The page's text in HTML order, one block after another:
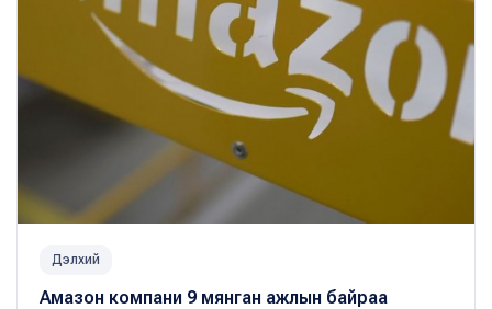
Дэлхий
Амазон компани 9 мянган ажлын байраа